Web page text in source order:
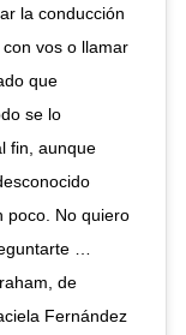
la conducción
vos o llamar
que
se lo
fin, aunque
poco. No quiero
…
de
Fernández